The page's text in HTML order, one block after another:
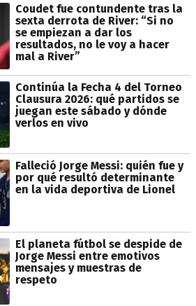
Coudet fue contundente tras la
sexta derrota de River: “Si no
se empiezan a dar los
resultados, no le voy a hacer
mal a River”
Continúa la Fecha 4 del Torneo
Clausura 2026: qué partidos se
juegan este sábado y dónde
verlos en vivo
Falleció Jorge Messi: quién fue y
por qué resultó determinante
en la vida deportiva de Lionel
El planeta fútbol se despide de
Jorge Messi entre emotivos
mensajes y muestras de
respeto